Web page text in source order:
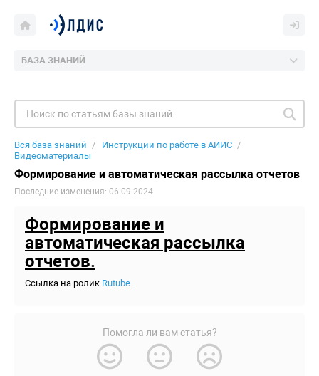
БАЗА ЗНАНИЙ
Вся база знаний
Инструкции по работе в АИИС
Видеоматериалы
Формирование и автоматическая рассылка отчетов
Последние изменения: 06.09.2024
Формирование и
автоматическая рассылка
отчетов.
Ссылка на ролик Rutube.
Помогла ли вам статья?